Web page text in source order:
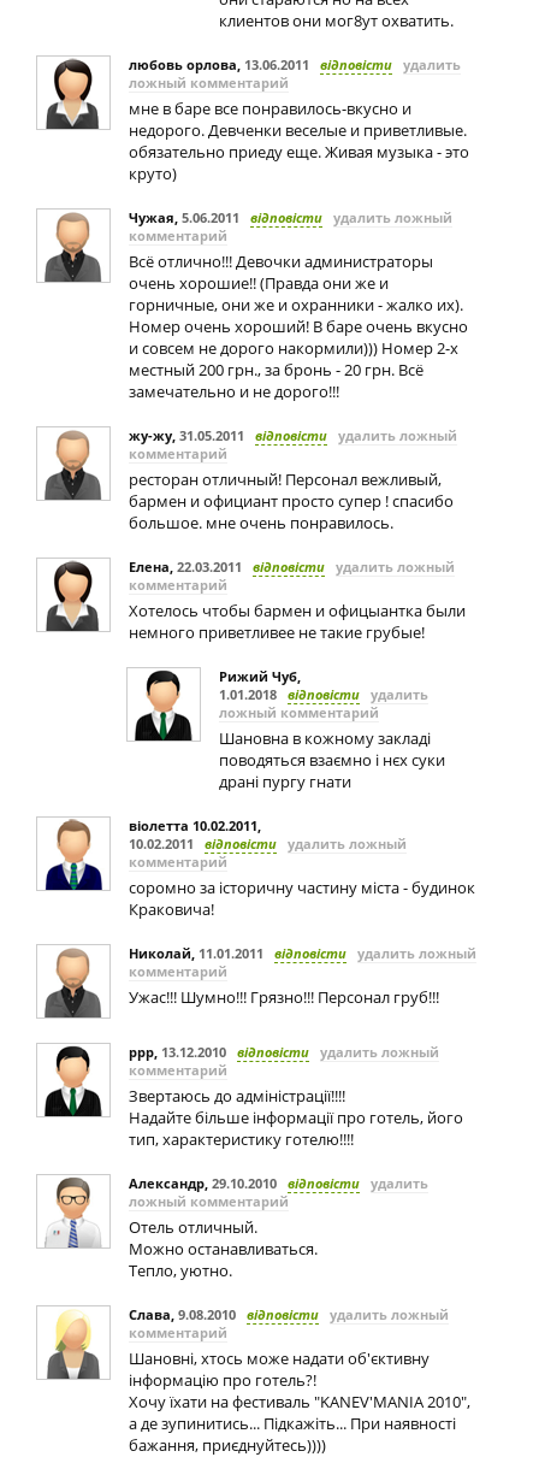
клиентов они мог8ут охватить.
любовь орлова, 13.06.2011 відповісти удалить
ложный комментарий
мне в баре все понравилось-вкусно и
недорого. Девченки веселые и приветливые.
обязательно приеду еще. Живая музыка - это
круто)
Чужая, 5.06.2011 відповісти удалить ложный
комментарий
Всё отлично!!! Девочки администраторы
очень хорошие!! (Правда они же и
горничные, они же и охранники - жалко их).
Номер очень хороший! В баре очень вкусно
и совсем не дорого накормили))) Номер 2-х
местный 200 грн., за бронь - 20 грн. Всё
замечательно и не дорого!!!
жу-жу, 31.05.2011 відповісти удалить ложный
комментарий
ресторан отличный! Персонал вежливый,
бармен и официант просто супер ! спасибо
большое. мне очень понравилось.
Елена, 22.03.2011 відповісти удалить ложный
комментарий
Хотелось чтобы бармен и офицыантка были
немного приветливее не такие грубые!
Рижий Чуб,
1.01.2018 відповісти удалить
ложный комментарий
Шановна в кожному закладі
поводяться взаємно і нєх суки
драні пургу гнати
віолетта 10.02.2011,
10.02.2011
відповісти удалить ложный
комментарий
соромно за історичну частину міста - будинок
Краковича!
Николай, 11.01.2011 відповісти удалить ложный
комментарий
Ужас!!! Шумно!!! Грязно!!! Персонал груб!!!
ррр, 13.12.2010 відповісти удалить ложный
комментарий
Звертаюсь до адміністрації!!!!
Надайте більше інформації про готель, його
тип, характеристику готелю!!!!
Александр, 29.10.2010 відповісти удалить
ложный комментарий
Отель отличный.
Можно останавливаться.
Тепло, уютно.
Слава, 9.08.2010 відповісти удалить ложный
комментарий
Шановні, хтось може надати об'єктивну
інформацію про готель?!
Хочу їхати на фестиваль "KANEV'MANIA 2010",
а де зупинитись... Підкажіть... При наявності
бажання, приєднуйтесь))))